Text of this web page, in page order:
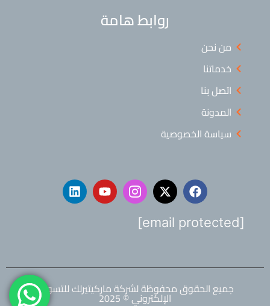
روابط هامة
من نحن
خدماتنا
اتصل بنا
المدونة
سياسة الخصوصية
[email protected]
جميع الحقوق محفوظة لشركة ماركيتيرلك للتسويق
الإلكتروني © 2025